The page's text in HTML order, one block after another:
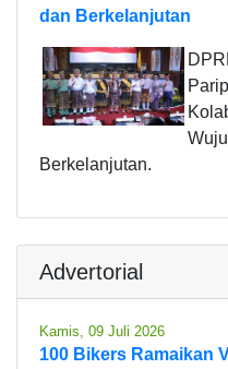
dan Berkelanjutan
Berkelanjutan.
Advertorial
Kamis, 09 Juli 2026
100 Bikers Ramaikan